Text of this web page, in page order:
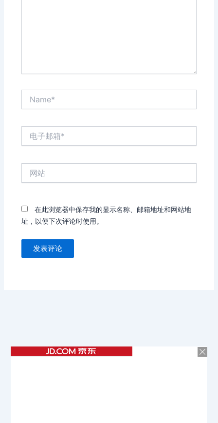
在此浏览器中保存我的显示名称、邮箱地址和网站地
址，以便下次评论时使用。